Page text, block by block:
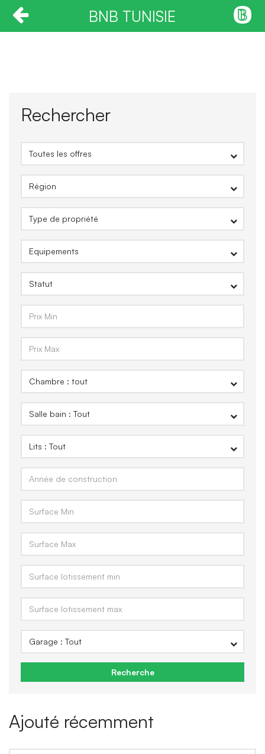
BNB TUNISIE
Rechercher
Recherche
Ajouté récemment